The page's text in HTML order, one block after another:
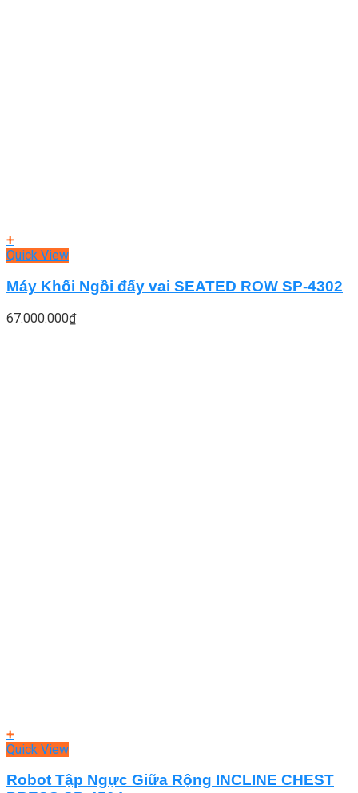
+
Quick View
Máy Khối Ngồi đẩy vai SEATED ROW SP-4302
67.000.000₫
+
Quick View
Robot Tập Ngực Giữa Rộng INCLINE CHEST